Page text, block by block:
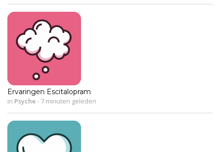
Ervaringen Escitalopram
in Psyche - 7 minuten geleden